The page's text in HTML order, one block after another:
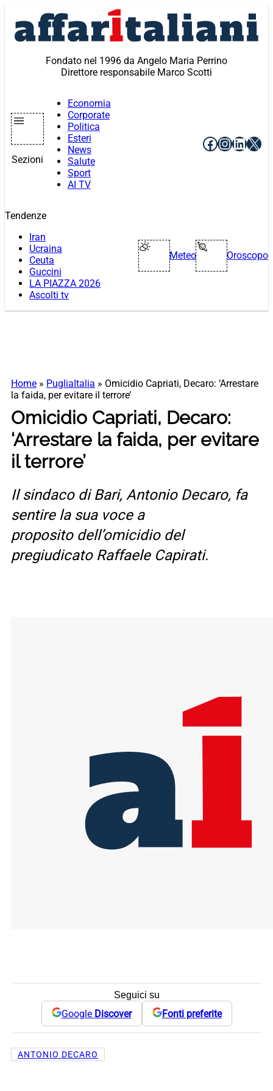
contenuto
Fondato nel 1996 da Angelo Maria Perrino
Direttore responsabile Marco Scotti
Sezioni
Economia
Corporate
Politica
Esteri
News
Salute
Sport
AI TV
Facebook
X
Tendenze
Iran
Ucraina
Ceuta
Guccini
LA PIAZZA 2026
Ascolti tv
Meteo Oroscopo
Home » PugliaItalia » Omicidio Capriati, Decaro: ‘Arrestare
la faida, per evitare il terrore’
Omicidio Capriati, Decaro:
‘Arrestare la faida, per evitare
il terrore’
Il sindaco di Bari, Antonio Decaro, fa
sentire la sua voce a
proposito dell’omicidio del
pregiudicato Raffaele Capirati.
Seguici su
Google Discover Fonti preferite
ANTONIO DECARO